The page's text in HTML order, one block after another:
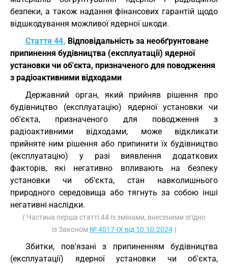
безпеки, а також надання фінансових гарантій щодо
відшкодування можливої ядерної шкоди.
Стаття 44. Відповідальність за необґрунтоване
припинення будівництва (експлуатації) ядерної
установки чи об'єкта, призначеного для поводження
з радіоактивними відходами
Державний орган, який прийняв рішення про
будівництво (експлуатацію) ядерної установки чи
об'єкта, призначеного для поводження з
радіоактивними відходами, може відкликати
прийняте ним рішення або припинити їх будівництво
(експлуатацію) у разі виявлення додаткових
факторів, які негативно впливають на безпеку
установки чи об'єкта, стан навколишнього
природного середовища або тягнуть за собою інші
негативні наслідки.
( Частина перша статті 44 із змінами, внесеними згідно
із Законом № 4017-IX від 10.10.2024)
Збитки, пов'язані з припиненням будівництва
(експлуатації) ядерної установки чи об'єкта,